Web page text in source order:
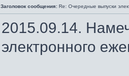
Заголовок сообщения: Re: Очередные выпуски
2015.09.14.
электронного